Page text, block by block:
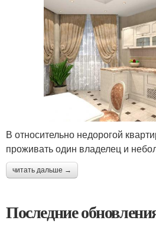
В относительно недорогой
проживать один владелец и
читать дальше →
Последние